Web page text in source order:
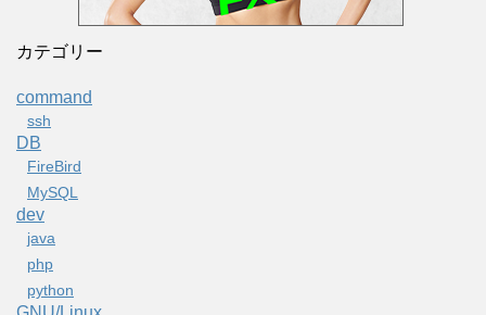
カテゴリー
command
ssh
DB
FireBird
MySQL
dev
java
php
python